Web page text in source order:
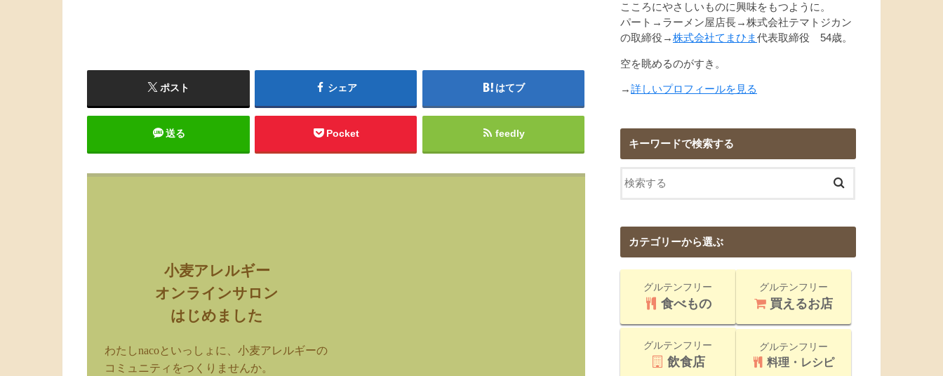
ポスト シェア はてブ
送る Pocket feedly
小麦アレルギー
オンラインサロン
はじめました
わたしnacoといっしょに、小麦アレルギーの
コミュニティをつくりませんか。
こころにやさしいものに興味をもつように。
パート→ラーメン屋店長→株式会社テマトジカン
の取締役→株式会社てまひま代表取締役 54歳。
空を眺めるのがすき。
→詳しいプロフィールを見る
キーワードで検索する
カテゴリーから選ぶ
グルテンフリー
食べもの
グルテンフリー
買えるお店
グルテンフリー
飲食店
グルテンフリー
料理・レシピ